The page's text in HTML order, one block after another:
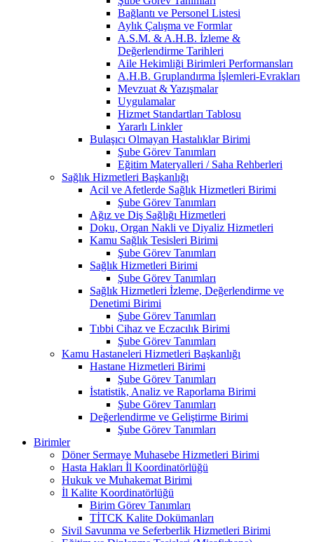
Bağlantı ve Personel Listesi
Aylık Çalışma ve Formlar
A.S.M. & A.H.B. İzleme &
Değerlendirme Tarihleri
Aile Hekimliği Birimleri Performansları
A.H.B. Gruplandırma İşlemleri-Evrakları
Mevzuat & Yazışmalar
Uygulamalar
Hizmet Standartları Tablosu
Yararlı Linkler
Bulaşıcı Olmayan Hastalıklar Birimi
Şube Görev Tanımları
Eğitim Materyalleri / Saha Rehberleri
Sağlık Hizmetleri Başkanlığı
Acil ve Afetlerde Sağlık Hizmetleri Birimi
Şube Görev Tanımları
Ağız ve Diş Sağlığı Hizmetleri
Doku, Organ Nakli ve Diyaliz Hizmetleri
Kamu Sağlık Tesisleri Birimi
Şube Görev Tanımları
Sağlık Hizmetleri Birimi
Şube Görev Tanımları
Sağlık Hizmetleri İzleme, Değerlendirme ve
Denetimi Birimi
Şube Görev Tanımları
Tıbbi Cihaz ve Eczacılık Birimi
Şube Görev Tanımları
Kamu Hastaneleri Hizmetleri Başkanlığı
Hastane Hizmetleri Birimi
Şube Görev Tanımları
İstatistik, Analiz ve Raporlama Birimi
Şube Görev Tanımları
Değerlendirme ve Geliştirme Birimi
Şube Görev Tanımları
Birimler
Döner Sermaye Muhasebe Hizmetleri Birimi
Hasta Hakları İl Koordinatörlüğü
Hukuk ve Muhakemat Birimi
İl Kalite Koordinatörlüğü
Birim Görev Tanımları
TİTCK Kalite Dokümanları
Sivil Savunma ve Seferberlik Hizmetleri Birimi